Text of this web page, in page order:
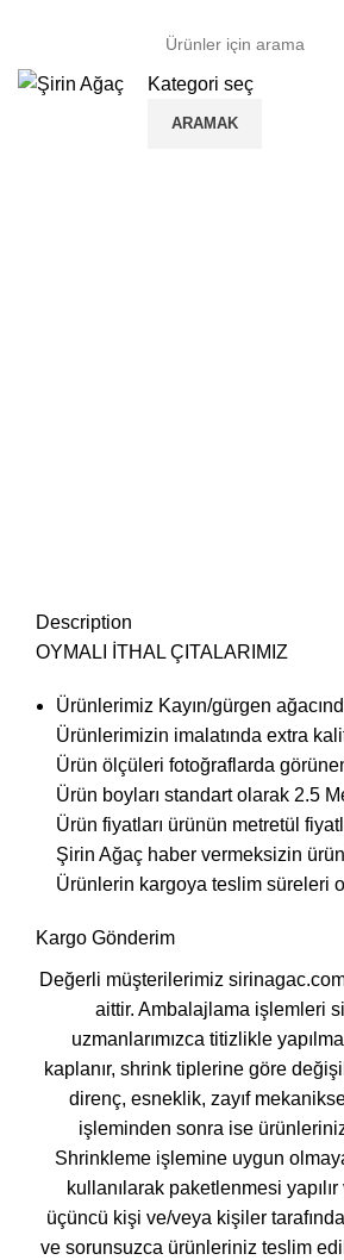
Kategori seç
ARAMAK
Description
OYMALI İTHAL ÇITALARIMIZ
Ürünlerimiz Kayın/gürgen
Ürünlerimizin imalatında extra
Ürün ölçüleri fotoğraflarda
Ürün boyları standart olarak 2.5
Ürün fiyatları ürünün metretül
Şirin Ağaç haber vermeksizin ürün
Ürünlerin kargoya teslim süreleri
Kargo Gönderim
Değerli müşterilerimiz
aittir. Ambalajlama işlemleri
uzmanlarımızca titizlikle
kaplanır, shrink tiplerine göre
direnç, esneklik, zayıf
işleminden sonra ise
Shrinkleme işlemine uygun
kullanılarak paketlenmesi
üçüncü kişi ve/veya kişiler
ve sorunsuzca ürünleriniz teslim